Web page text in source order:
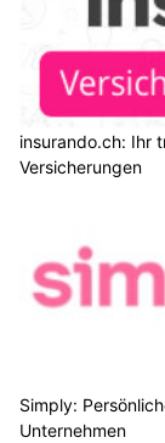
insurando.ch: Ihr
Versicherungen
Simply:
Unternehmen